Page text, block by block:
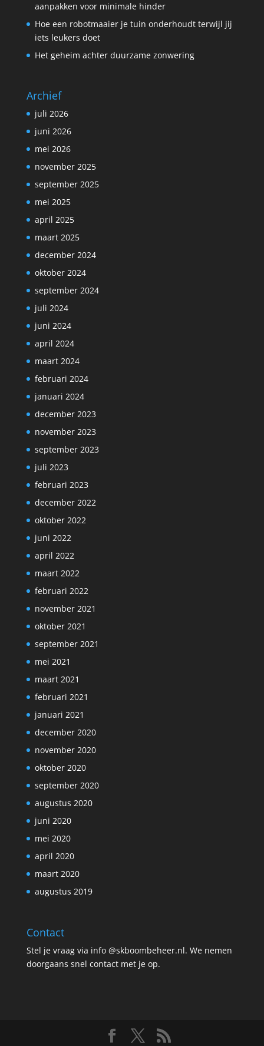
aanpakken voor minimale hinder
Hoe een robotmaaier je tuin onderhoudt terwijl jij
iets leukers doet
Het geheim achter duurzame zonwering
Archief
juli 2026
juni 2026
mei 2026
november 2025
september 2025
mei 2025
april 2025
maart 2025
december 2024
oktober 2024
september 2024
juli 2024
juni 2024
april 2024
maart 2024
februari 2024
januari 2024
december 2023
november 2023
september 2023
juli 2023
februari 2023
december 2022
oktober 2022
juni 2022
april 2022
maart 2022
februari 2022
november 2021
oktober 2021
september 2021
mei 2021
maart 2021
februari 2021
januari 2021
december 2020
november 2020
oktober 2020
september 2020
augustus 2020
juni 2020
mei 2020
april 2020
maart 2020
augustus 2019
Contact
Stel je vraag via info @skboombeheer.nl. We nemen
doorgaans snel contact met je op.